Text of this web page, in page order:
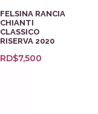
FELSINA RANCIA
CHIANTI
CLASSICO
RISERVA 2020
RD$7,500